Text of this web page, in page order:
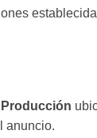
anuncio.